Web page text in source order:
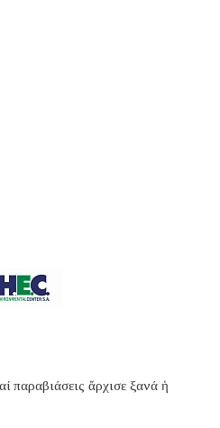
παραβιάσεις ἄρχισε ξανά ἡ